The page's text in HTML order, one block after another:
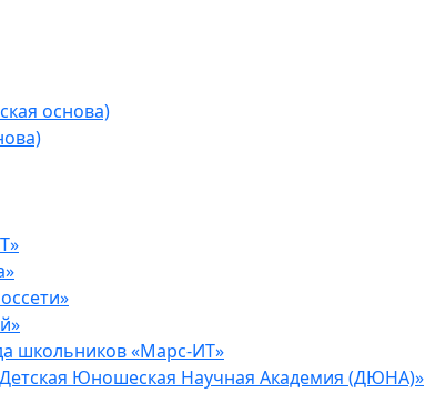
основа)
школьников «Марс-ИТ»
Юношеская Научная Академия (ДЮНА)»